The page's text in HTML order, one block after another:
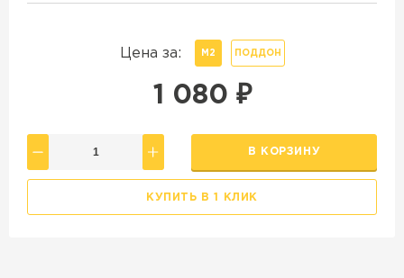
Цена за: М2 ПОДДОН
1 080 ₽
В КОРЗИНУ
КУПИТЬ В 1 КЛИК
ВСЕ ПРОИЗВОДИТЕЛИ